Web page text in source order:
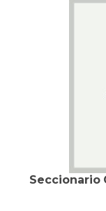
Seccionario